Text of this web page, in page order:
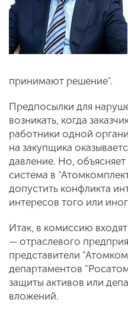
принимают решение".
Предпосылки для
возникать, когда
работники одной
на закупщика
давление. Но,
система в
допустить конфликта
интересов того или
Итак, в комиссию входят
— отраслевого
представители
департаментов
защиты активов или
вложений.